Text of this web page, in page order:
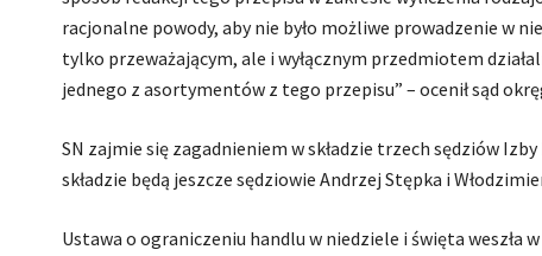
racjonalne powody, aby nie było możliwe prowadzenie w
tylko przeważającym, ale i wyłącznym przedmiotem
jednego z asortymentów z tego przepisu” – ocenił sąd
SN zajmie się zagadnieniem w składzie trzech sędziów
składzie będą jeszcze sędziowie Andrzej Stępka i
Ustawa o ograniczeniu handlu w niedziele i święta weszła